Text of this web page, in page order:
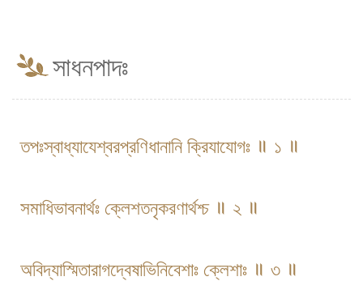
সাধনপাদঃ
তপঃস্বাধ্যাযেশ্বরপ্রণিধানানি ক্রিযাযোগঃ ॥ ১ ॥
সমাধিভাবনার্থঃ ক্লেশতনৃকরণার্থশ্চ ॥ ২ ॥
অবিদ্যাস্মিতারাগদ্বেষাভিনিবেশাঃ ক্লেশাঃ ॥ ৩ ॥